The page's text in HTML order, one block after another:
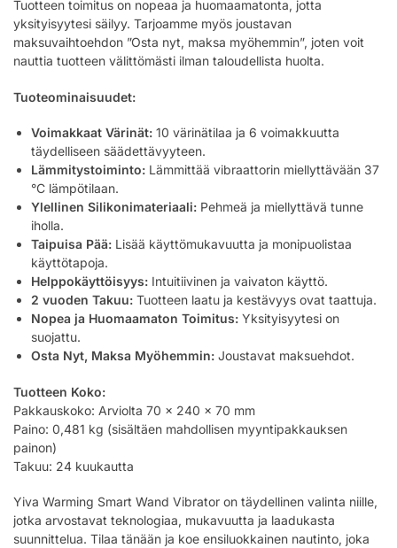
Tuotteen toimitus on nopeaa ja huomaamatonta, jotta
yksityisyytesi säilyy. Tarjoamme myös joustavan
maksuvaihtoehdon ”Osta nyt, maksa myöhemmin”, joten voit
nauttia tuotteen välittömästi ilman taloudellista huolta.
Tuoteominaisuudet:
Voimakkaat Värinät: 10 värinätilaa ja 6 voimakkuutta
täydelliseen säädettävyyteen.
Lämmitystoiminto: Lämmittää vibraattorin miellyttävään 37
°C lämpötilaan.
Ylellinen Silikonimateriaali: Pehmeä ja miellyttävä tunne
iholla.
Taipuisa Pää: Lisää käyttömukavuutta ja monipuolistaa
käyttötapoja.
Helppokäyttöisyys: Intuitiivinen ja vaivaton käyttö.
2 vuoden Takuu: Tuotteen laatu ja kestävyys ovat taattuja.
Nopea ja Huomaamaton Toimitus: Yksityisyytesi on
suojattu.
Osta Nyt, Maksa Myöhemmin: Joustavat maksuehdot.
Tuotteen Koko:
Pakkauskoko: Arviolta 70 x 240 x 70 mm
Paino: 0,481 kg (sisältäen mahdollisen myyntipakkauksen
painon)
Takuu: 24 kuukautta
Yiva Warming Smart Wand Vibrator on täydellinen valinta niille,
jotka arvostavat teknologiaa, mukavuutta ja laadukasta
suunnittelua. Tilaa tänään ja koe ensiluokkainen nautinto, joka